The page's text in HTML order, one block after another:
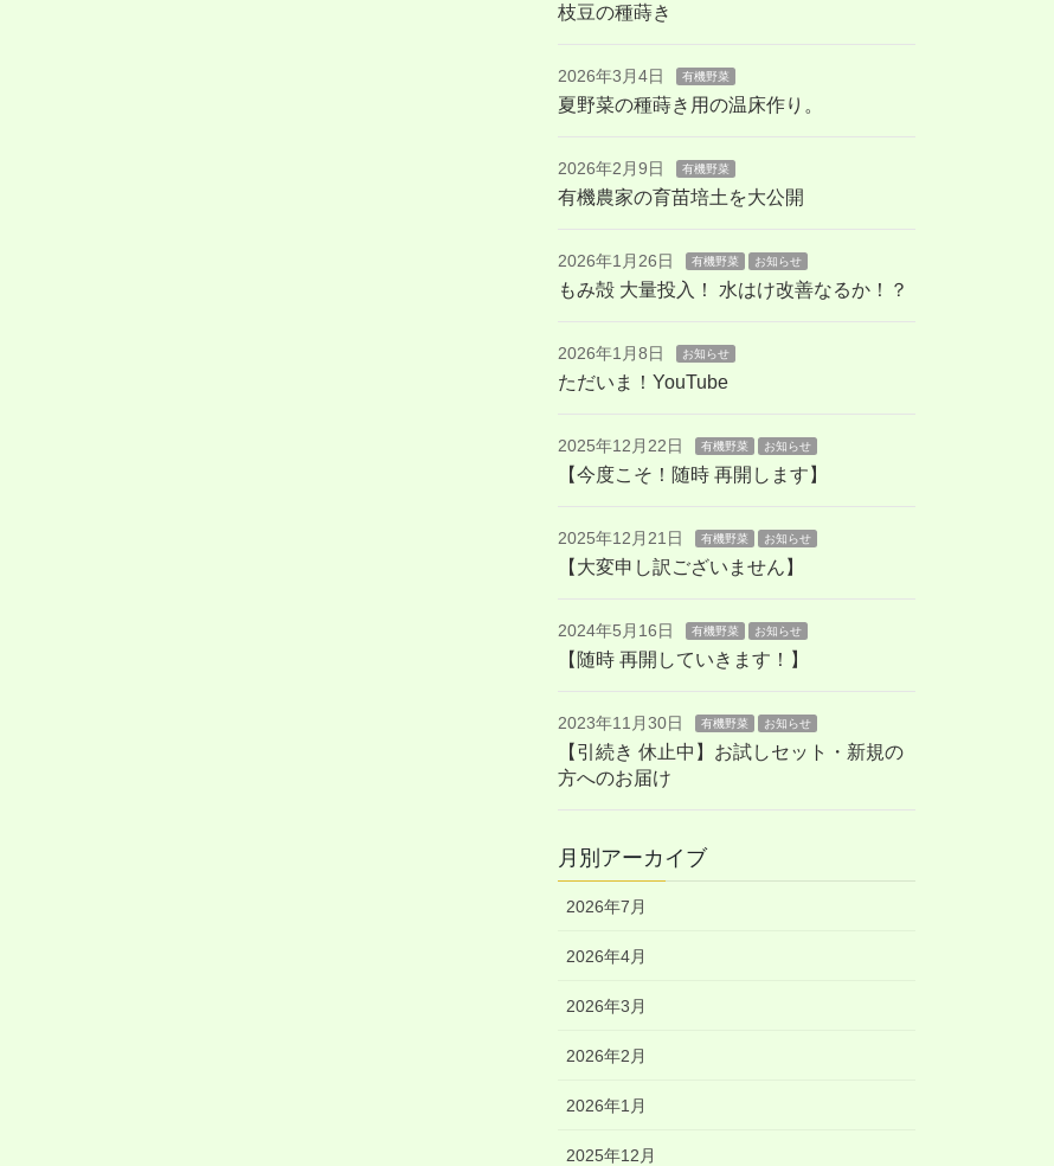
枝豆の種蒔き
2026年3月4日 有機野菜
夏野菜の種蒔き用の温床作り。
2026年2月9日 有機野菜
有機農家の育苗培土を大公開
2026年1月26日 有機野菜 お知らせ
もみ殻 大量投入！ 水はけ改善なるか！？
2026年1月8日 お知らせ
ただいま！YouTube
2025年12月22日 有機野菜 お知らせ
【今度こそ！随時 再開します】
2025年12月21日 有機野菜 お知らせ
【大変申し訳ございません】
2024年5月16日 有機野菜 お知らせ
【随時 再開していきます！】
2023年11月30日 有機野菜 お知らせ
【引続き 休止中】お試しセット・新規の
方へのお届け
月別アーカイブ
2026年7月
2026年4月
2026年3月
2026年2月
2026年1月
2025年12月